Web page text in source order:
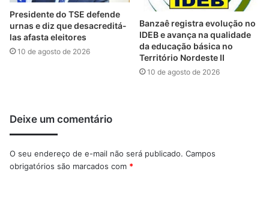
Presidente do TSE defende
urnas e diz que desacreditá-
las afasta eleitores
10 de agosto de 2026
Banzaê registra evolução no
IDEB e avança na qualidade
da educação básica no
Território Nordeste II
10 de agosto de 2026
Deixe um comentário
O seu endereço de e-mail não será publicado. Campos
obrigatórios são marcados com *